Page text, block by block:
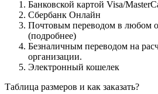
Банковской картой Visa/
Сбербанк Онлайн
Почтовым переводом в любом
(подробнее)
Безналичным переводом на
организации.
Электронный кошелек
Таблица размеров и как заказать?